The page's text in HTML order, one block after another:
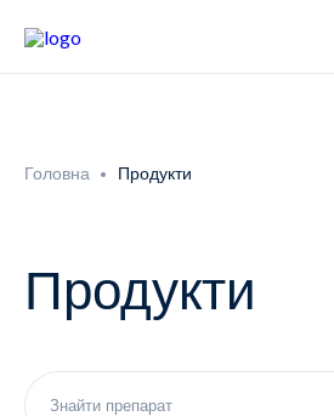
Новини
Неврологія
Фармаконагляд
Головна Продукти
Продукти